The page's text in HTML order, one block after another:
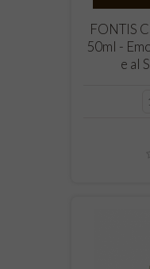
FONTIS
50ml -
e al